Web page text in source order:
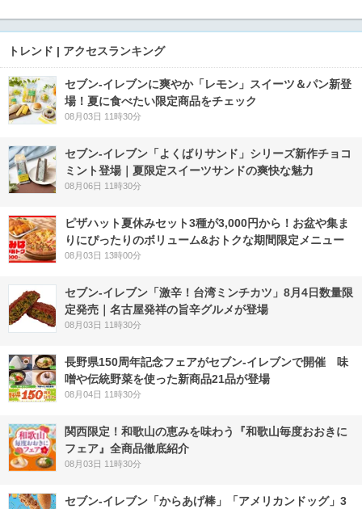
トレンド | アクセスランキング
セブン‐イレブンに爽やか「レモン」スイーツ＆パン新登
場！夏に食べたい限定商品をチェック
08月03日 11時30分
セブン‐イレブン「よくばりサンド」シリーズ新作チョコ
ミント登場｜夏限定スイーツサンドの爽快な魅力
08月06日 11時30分
ピザハット夏休みセット3種が3,000円から！お盆や集ま
りにぴったりのボリューム&おトクな期間限定メニュー
08月03日 13時00分
セブン-イレブン「激辛！台湾ミンチカツ」8月4日数量限
定発売｜名古屋発祥の旨辛グルメが登場
08月03日 11時30分
長野県150周年記念フェアがセブン-イレブンで開催 味
噌や伝統野菜を使った新商品21品が登場
08月04日 11時30分
関西限定！和歌山の恵みを味わう『和歌山毎度おおきに
フェア』全商品徹底紹介
08月03日 11時30分
セブン‐イレブン「からあげ棒」「アメリカンドッグ」3